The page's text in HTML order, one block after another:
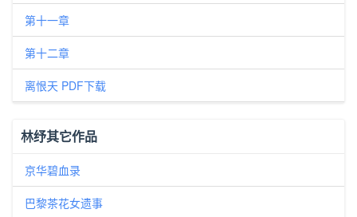
第十一章
第十二章
离恨天 PDF下载
林纾其它作品
京华碧血录
巴黎茶花女遗事